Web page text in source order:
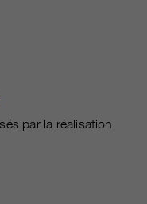
par la réalisation